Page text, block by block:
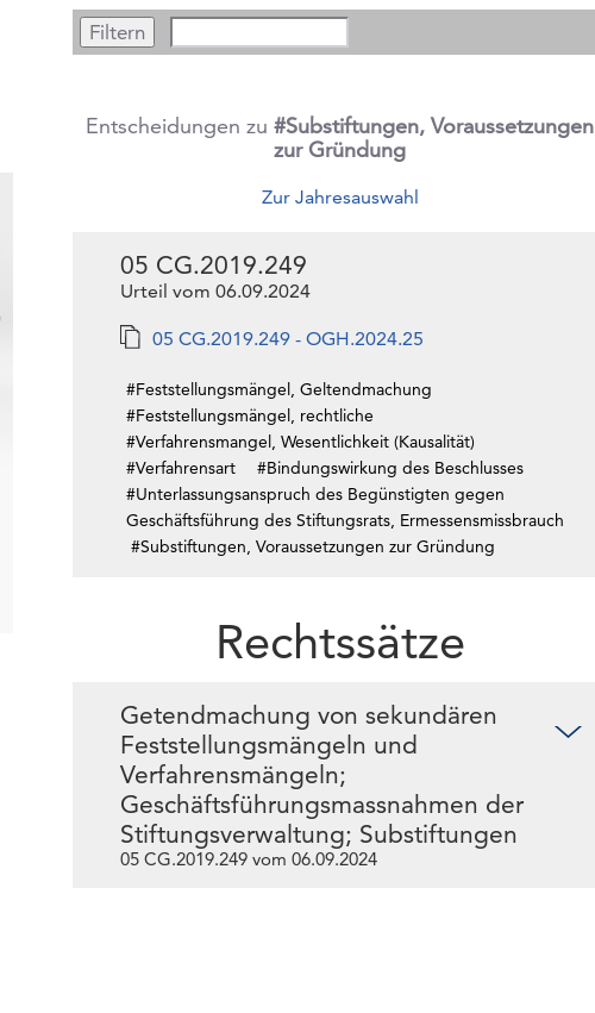
Entscheidungen zu#Substiftungen, Voraussetzungen
zur Gründung
Zur Jahresauswahl
05 CG.2019.249
Urteil vom 06.09.2024
05 CG.2019.249 - OGH.2024.25
#Feststellungsmängel, Geltendmachung
#Feststellungsmängel, rechtliche
#Verfahrensmangel, Wesentlichkeit (Kausalität)
#Verfahrensart
#Bindungswirkung des Beschlusses
#Unterlassungsanspruch des Begünstigten gegen
Geschäftsführung des Stiftungsrats, Ermessensmissbrauch
#Substiftungen, Voraussetzungen zur Gründung
Rechtssätze
Getendmachung von sekundären
Feststellungsmängeln und
Verfahrensmängeln;
Geschäftsführungsmassnahmen der
Stiftungsverwaltung; Substiftungen
05 CG.2019.249 vom 06.09.2024